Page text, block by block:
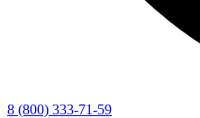
8 (800) 333-71-59